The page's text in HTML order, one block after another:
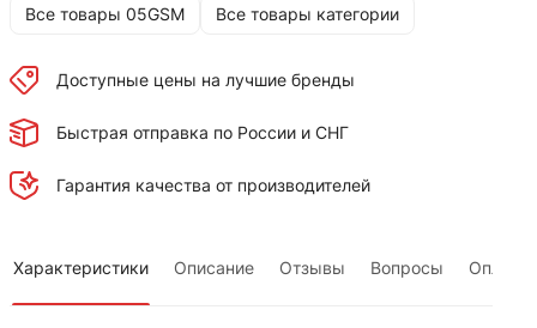
Все товары 05GSM Все товары категории
Доступные цены на лучшие бренды
Быстрая отправка по России и СНГ
Гарантия качества от производителей
Характеристики Описание Отзывы Вопросы Оплата